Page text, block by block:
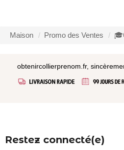
Maison Promo des Ventes
obtenircollierprenom.fr,
Restez connecté(e)